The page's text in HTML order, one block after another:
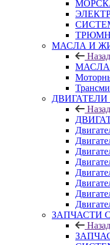
МАСЛА И
Назад
МАСЛА
Назад
ЗАПЧАСТИ
Назад